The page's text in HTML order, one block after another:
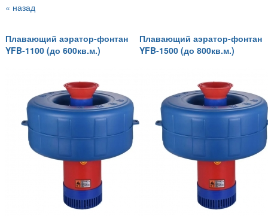
« назад
Плавающий аэратор-фонтан
YFB-1100 (до 600кв.м.)
Плавающий аэратор-фонтан
YFB-1500 (до 800кв.м.)